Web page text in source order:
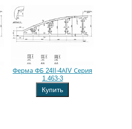
Ферма ФБ 24II-4АIV Серия
1.463-3
Купить